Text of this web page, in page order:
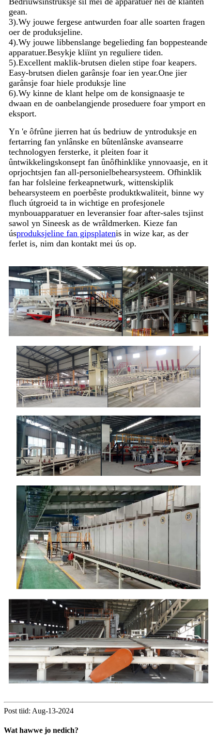
gean.
3).Wy jouwe fergese antwurden foar alle soarten fragen
oer de produksjeline.
4).Wy jouwe libbenslange begelieding fan boppesteande
apparatuer.Besykje kliïnt yn reguliere tiden.
5).Excellent maklik-brutsen dielen stipe foar keapers.
Easy-brutsen dielen garânsje foar ien year.One jier
garânsje foar hiele produksje line
6).Wy kinne de klant helpe om de konsignaasje te
dwaan en de oanbelangjende proseduere foar ymport en
eksport.
Yn 'e ôfrûne jierren hat ús bedriuw de yntroduksje en
fertarring fan ynlânske en bûtenlânske avansearre
technologyen fersterke, it pleiten foar it
ûntwikkelingskonsept fan ûnôfhinklike ynnovaasje, en it
oprjochtsjen fan all-personielbehearsysteem. Ofhinklik
fan har folsleine ferkeapnetwurk, wittenskiplik
behearsysteem en poerbêste produktkwaliteit, binne wy ​​
fluch útgroeid ta in wichtige en profesjonele
mynbouapparatuer en leveransier foar after-sales tsjinst
sawol yn Sineesk as de wrâldmerken. Kieze fan
úsproduksjeline fan gipsplatenis in wize kar, as der
ferlet is, nim dan kontakt mei ús op.
Post tiid: Aug-13-2024
Wat hawwe jo nedich?